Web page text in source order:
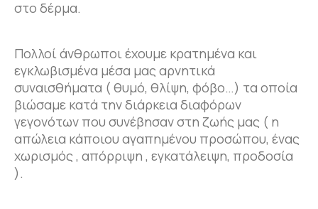
στο δέρμα.
Πολλοί άνθρωποι έχουμε κρατημένα και
εγκλωβισμένα μέσα μας αρνητικά
συναισθήματα ( θυμό, θλίψη, φόβο…) τα οποία
βιώσαμε κατά την διάρκεια διαφόρων
γεγονότων που συνέβησαν στη ζωής μας ( η
απώλεια κάποιου αγαπημένου προσώπου, ένας
χωρισμός , απόρριψη , εγκατάλειψη, προδοσία
).